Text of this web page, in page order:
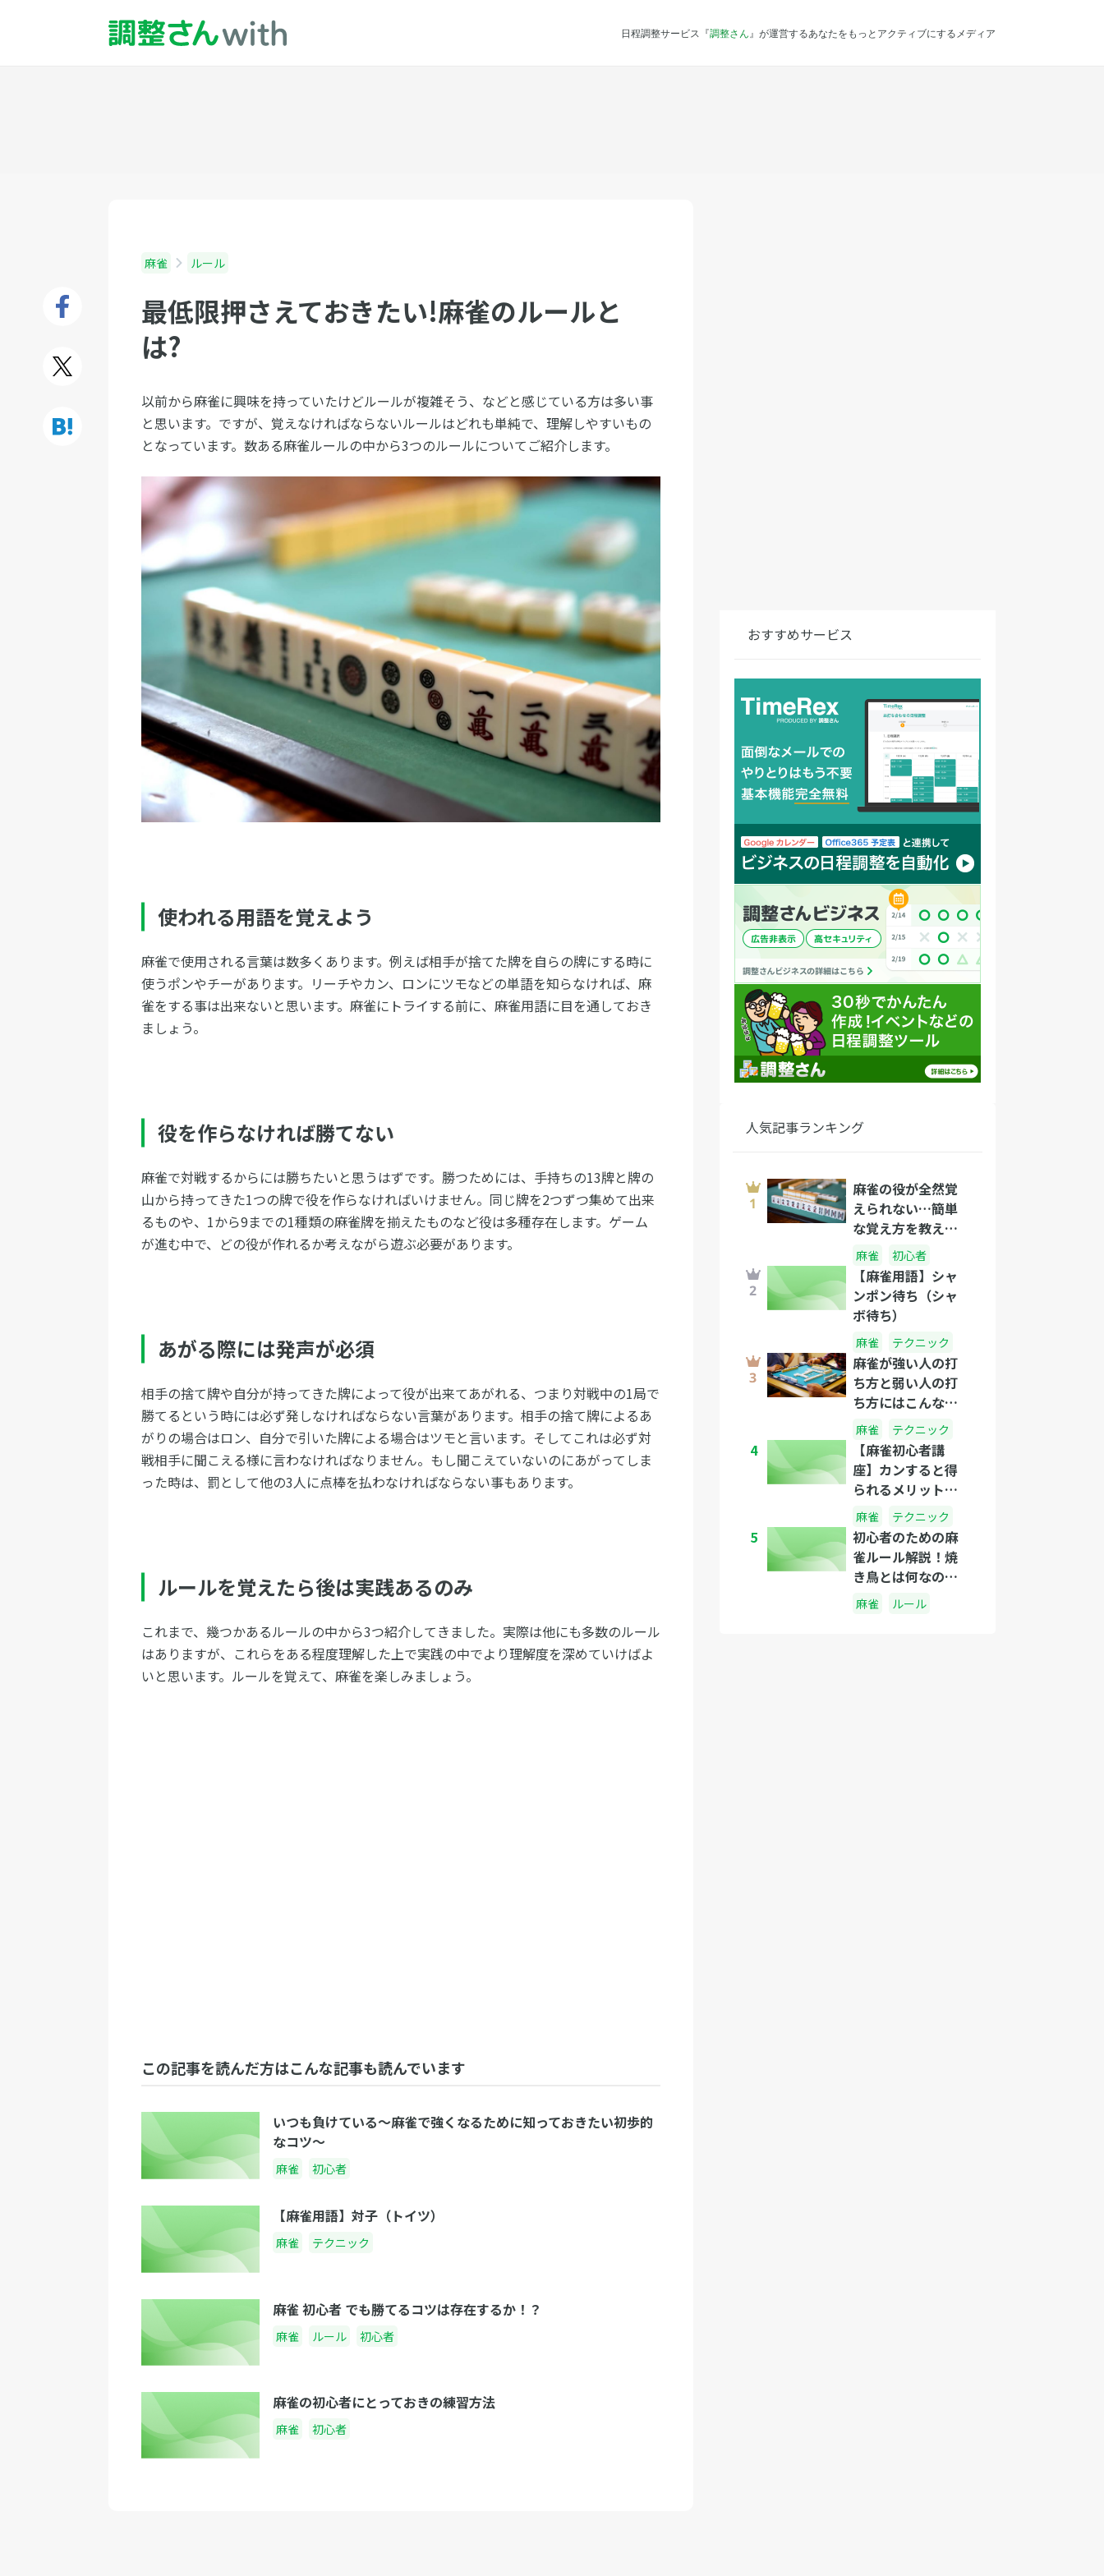
日程調整サービス『調整さん 』が運営するあなたをもっとアクティブにするメディア
麻雀 ルール
最低限押さえておきたい!麻雀のルールと
は?
以前から麻雀に興味を持っていたけどルールが複雑そう、などと感じている方は多い事
と思います。ですが、覚えなければならないルールはどれも単純で、理解しやすいもの
となっています。数ある麻雀ルールの中から3つのルールについてご紹介します。
使われる用語を覚えよう
麻雀で使用される言葉は数多くあります。例えば相手が捨てた牌を自らの牌にする時に
使うポンやチーがあります。リーチやカン、ロンにツモなどの単語を知らなければ、麻
雀をする事は出来ないと思います。麻雀にトライする前に、麻雀用語に目を通しておき
ましょう。
役を作らなければ勝てない
麻雀で対戦するからには勝ちたいと思うはずです。勝つためには、手持ちの13牌と牌の
山から持ってきた1つの牌で役を作らなければいけません。同じ牌を2つずつ集めて出来
るものや、1から9までの1種類の麻雀牌を揃えたものなど役は多種存在します。ゲーム
が進む中で、どの役が作れるか考えながら遊ぶ必要があります。
あがる際には発声が必須
相手の捨て牌や自分が持ってきた牌によって役が出来てあがれる、つまり対戦中の1局で
勝てるという時には必ず発しなければならない言葉があります。相手の捨て牌によるあ
がりの場合はロン、自分で引いた牌による場合はツモと言います。そしてこれは必ず対
戦相手に聞こえる様に言わなければなりません。もし聞こえていないのにあがってしま
った時は、罰として他の3人に点棒を払わなければならない事もあります。
ルールを覚えたら後は実践あるのみ
これまで、幾つかあるルールの中から3つ紹介してきました。実際は他にも多数のルール
はありますが、これらをある程度理解した上で実践の中でより理解度を深めていけばよ
いと思います。ルールを覚えて、麻雀を楽しみましょう。
この記事を読んだ方はこんな記事も読んでいます
いつも負けている〜麻雀で強くなるために知っておきたい初歩的
なコツ〜
麻雀 初心者
【麻雀用語】対子（トイツ）
麻雀 テクニック
麻雀 初心者 でも勝てるコツは存在するか！？
麻雀 ルール 初心者
麻雀の初心者にとっておきの練習方法
麻雀 初心者
おすすめサービス
人気記事ランキング
麻雀の役が全然覚
えられない…簡単
な覚え方を教え
て！
麻雀 初心者
【麻雀用語】シャ
ンポン待ち（シャ
ボ待ち）
麻雀 テクニック
麻雀が強い人の打
ち方と弱い人の打
ち方にはこんなに
差があった！打ち
方の違いとおさえ
るべきテクニック
麻雀 テクニック
4
【麻雀初心者講
座】カンすると得
られるメリットっ
てなに？カンする
べきタイミング
は？
麻雀 テクニック
5
初心者のための麻
雀ルール解説！焼
き鳥とは何なの
か？
麻雀 ルール